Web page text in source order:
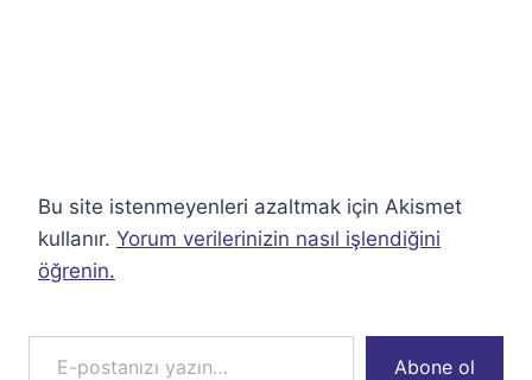
Bu site istenmeyenleri azaltmak için Akismet
kullanır. Yorum verilerinizin nasıl işlendiğini
öğrenin.
E-postanızı yazın…
Abone ol